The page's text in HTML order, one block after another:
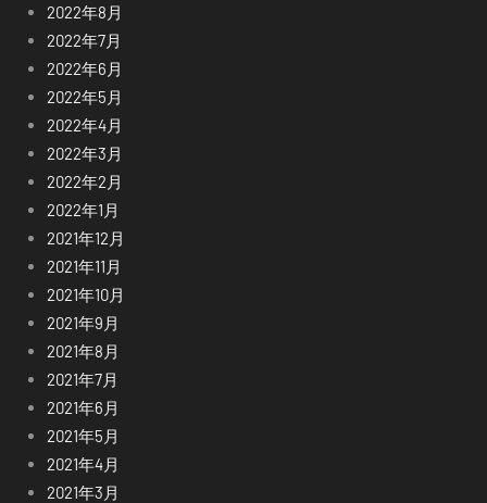
2022年8月
2022年7月
2022年6月
2022年5月
2022年4月
2022年3月
2022年2月
2022年1月
2021年12月
2021年11月
2021年10月
2021年9月
2021年8月
2021年7月
2021年6月
2021年5月
2021年4月
2021年3月